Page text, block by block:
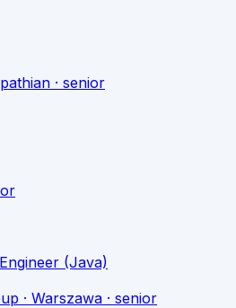
· senior
(Java)
· Warszawa · senior